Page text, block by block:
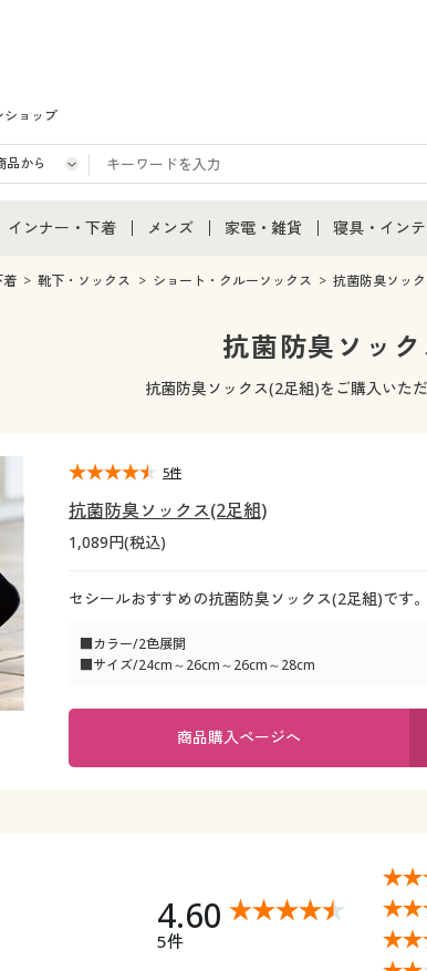
ショップ
すべて
インナー・下着
インナー・下着通販すべて
メンズ
メンズ通販すべて
メンズファッション
メンズ下着
家電・雑貨
家電・雑貨すべて
家電
キッチン・雑貨・日用品
寝具・イン
寝具・イン
家具・収納
寝具・ベッド
着 靴下・ソックス ショート・クルーソックス 抗菌防臭ソッ
抗菌防臭ソッ
抗菌防臭ソックス(2足組)をご購入いた
抗菌防臭ソックス(2足組)
1,089円(税込)
セシールおすすめの抗菌防臭ソックス(2足組)です
■カラー/2色展開
■サイズ/24cm～26cm～26cm～28cm
5件
商品購入ページへ
4.60
5件